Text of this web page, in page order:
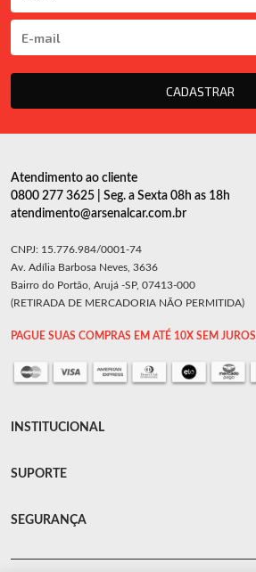
CADASTRAR
Atendimento ao cliente
0800 277 3625 | Seg. a Sexta 08h as 18h
atendimento@arsenalcar.com.br
CNPJ: 15.776.984/0001-74
Av. Adília Barbosa Neves, 3636
Bairro do Portão, Arujá -SP, 07413-000
(RETIRADA DE MERCADORIA NÃO PERMITIDA)
PAGUE SUAS COMPRAS EM ATÉ 10X SEM JUROS
INSTITUCIONAL
SUPORTE
SEGURANÇA